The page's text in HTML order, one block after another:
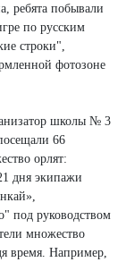
ребята побывали
по русским
строки",
фотозоне
школы № 3
66
орлят:
дня экипажи
под руководством
множество
время. Например,